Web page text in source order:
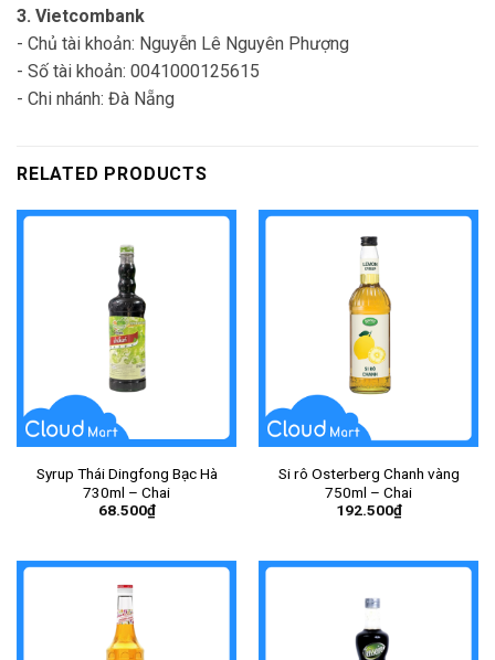
3. Vietcombank
- Chủ tài khoản: Nguyễn Lê Nguyên Phượng
- Số tài khoản: 0041000125615
- Chi nhánh: Đà Nẵng
RELATED PRODUCTS
Syrup Thái Dingfong Bạc Hà
730ml – Chai
68.500₫
Si rô Osterberg Chanh vàng
750ml – Chai
192.500₫